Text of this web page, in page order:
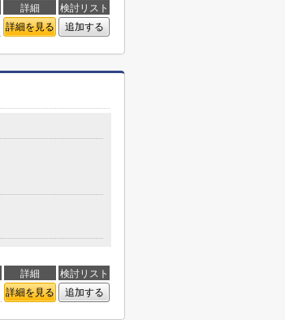
詳細
検討リスト
詳細を見る 追加する
詳細
検討リスト
詳細を見る 追加する